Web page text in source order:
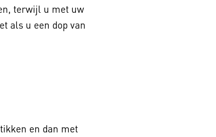
terwijl u met uw
als u een dop van
en dan met